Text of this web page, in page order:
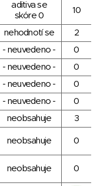
aditiva se
skóre 0
10
nehodnotí se
2
- neuvedeno -
0
- neuvedeno -
0
- neuvedeno -
0
- neuvedeno -
0
neobsahuje
3
neobsahuje 0
neobsahuje 0